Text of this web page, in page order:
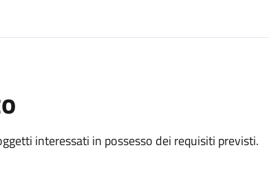
interessati in possesso dei requisiti previsti.